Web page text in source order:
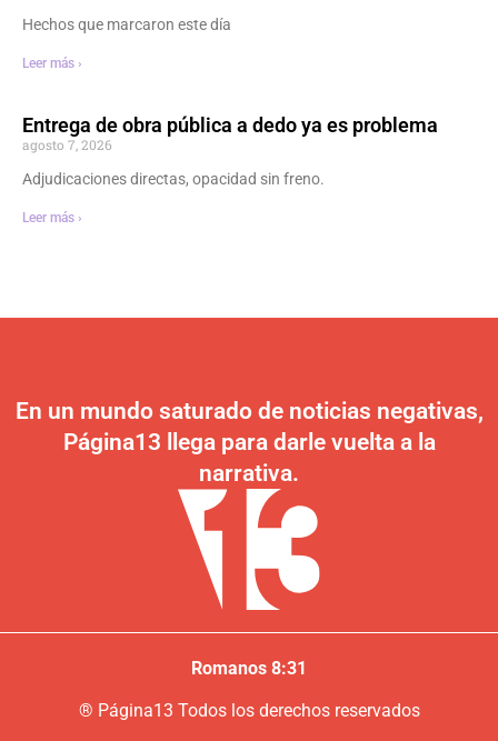
Hechos que marcaron este día
Leer más ›
Entrega de obra pública a dedo ya es problema
agosto 7, 2026
Adjudicaciones directas, opacidad sin freno.
Leer más ›
En un mundo saturado de noticias negativas,
Página13 llega para darle vuelta a la
narrativa.
Romanos 8:31
® Página13 Todos los derechos reservados